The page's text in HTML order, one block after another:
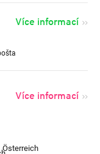
Více informací
Více informací
Österreich